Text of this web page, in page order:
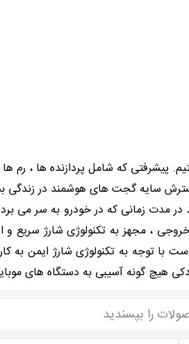
که شامل پردازنده ها ، رم
گسترش سایه گجت های هوشمند در
در مدت زمانی که در خودرو به سر می
2.4 آمپر را تولید می کند. لازم به ذکر است با توجه
هیچ گونه آسیبی به دستگاه های
را بپسندید